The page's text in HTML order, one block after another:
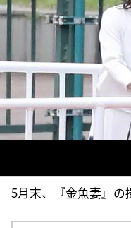
5月末、『金魚妻』の